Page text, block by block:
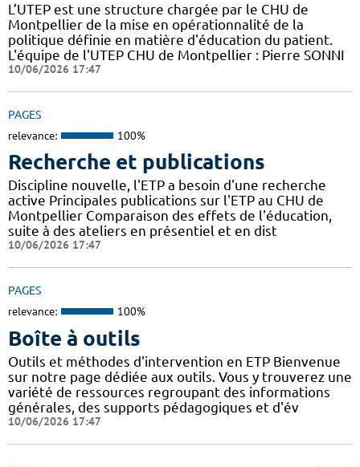
L’UTEP est une structure chargée par le CHU de
Montpellier de la mise en opérationnalité de la
politique définie en matière d'éducation du patient.
L'équipe de l'UTEP CHU de Montpellier : Pierre SONNI
10/06/2026 17:47
PAGES
relevance: 100%
Recherche et publications
Discipline nouvelle, l'ETP a besoin d'une recherche
active Principales publications sur l'ETP au CHU de
Montpellier Comparaison des effets de l'éducation,
suite à des ateliers en présentiel et en dist
10/06/2026 17:47
PAGES
relevance: 100%
Boîte à outils
Outils et méthodes d'intervention en ETP Bienvenue
sur notre page dédiée aux outils. Vous y trouverez une
variété de ressources regroupant des informations
générales, des supports pédagogiques et d'év
10/06/2026 17:47